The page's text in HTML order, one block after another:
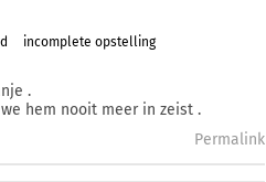
incomplete opstelling
.
hem nooit meer in zeist .
Permalink